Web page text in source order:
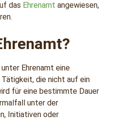
das Ehrenamt angewiesen,
Ehrenamt eine
die nicht auf ein
für eine bestimmte Dauer
unter der
Initiativen oder